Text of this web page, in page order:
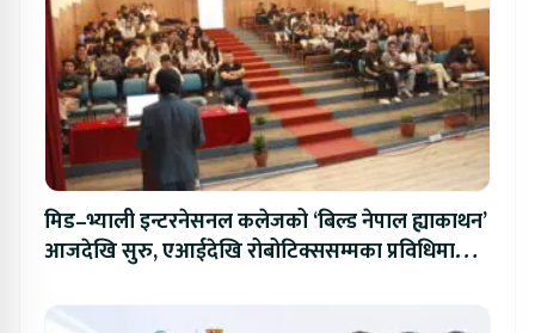
मिड–भ्याली इन्टरनेसनल कलेजको ‘बिल्ड नेपाल ह्याकाथन’
आजदेखि सुरु, एआईदेखि रोबोटिक्ससम्मका प्रविधिमा